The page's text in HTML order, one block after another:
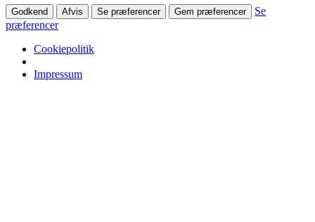
Godkend Afvis Se præferencer Gem præferencer
Se
præferencer
Cookiepolitik
Impressum